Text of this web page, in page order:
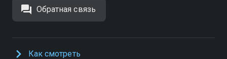
Обратная связь
Как смотреть